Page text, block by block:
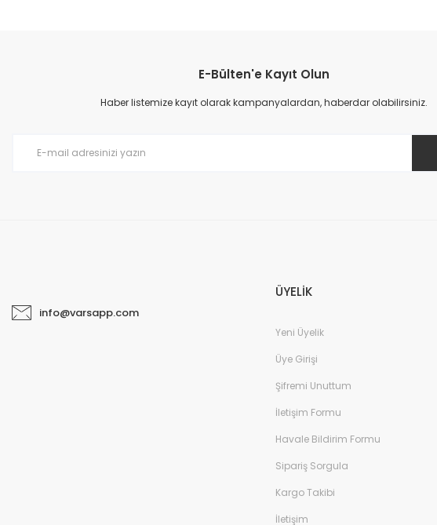
E-Bülten'e Kayıt Olun
Haber listemize kayıt olarak kampanyalardan, haberdar olabilirsiniz.
info@varsapp.com
ÜYELİK
Yeni Üyelik
Üye Girişi
Şifremi Unuttum
İletişim Formu
Havale Bildirim Formu
Sipariş Sorgula
Kargo Takibi
İletişim